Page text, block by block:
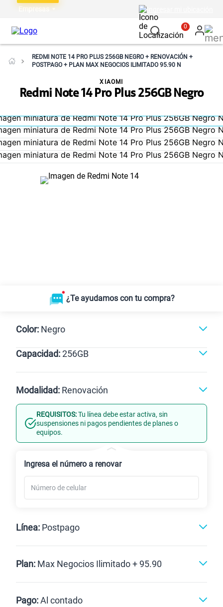
Empresas
0
REDMI NOTE 14 PRO PLUS 256GB NEGRO + RENOVACIÓN +
POSTPAGO + PLAN MAX NEGOCIOS ILIMITADO 95.90 N
Redmi Note 14 Pro Plus 256GB Negro
XIAOMI
¿Te ayudamos con tu compra?
Color: Negro
Capacidad:256GB
256GB
Modalidad: Renovación
Línea Nueva Portabilidad
REQUISITOS:Tu línea debe estar activa, sin
suspensiones ni pagos pendientes de planes o
equipos.
Ingresa el número a renovar
Línea: Postpago
Plan: Max Negocios Ilimitado + 95.90
Pago:Al contado